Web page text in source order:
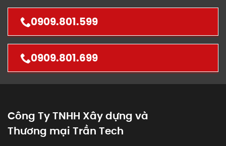
0909.801.599
0909.801.699
Công Ty TNHH Xây dựng và
Thương mại Trần Tech